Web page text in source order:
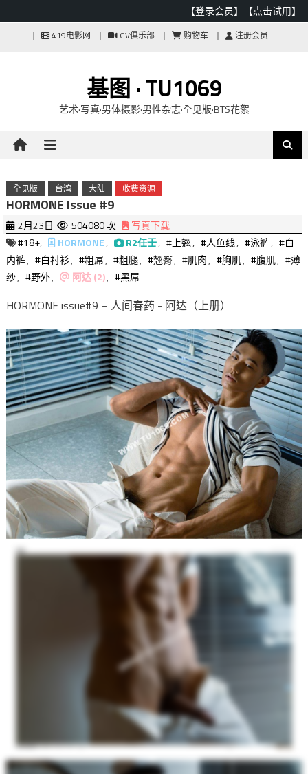
【登录会员】 【点击试用】
419电影网 GV俱乐部 购物车 注册会员
基图 · TU1069
艺术·写真·男体摄影·男性杂志·全见版·BTS花絮
全见版 台湾 大陆 收费资源
HORMONE Issue #9
2月23日 504080 次
写真下载
#18+, HORMONE, R2任壬, #上翘, #人鱼线, #泳裤, #白
内裤, #白衬衫, #粗屌, #粗腿, #翘臀, #肌肉, #胸肌, #腹肌, #薄
纱, #野外, 阿达 (2), #黑屌
HORMONE issue#9 – 人间春药 - 阿达（上册）